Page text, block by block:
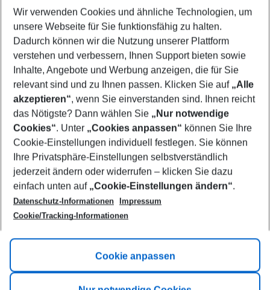
Select your date range
08/08/26–06/08/27 5-8 nights
Who will travel
2 adults No children
Show more filter
Footer
Footer navigation
Title A
Link A
Wir verwenden Cookies und ähnliche Technologien, um
unsere Webseite für Sie funktionsfähig zu halten.
Dadurch können wir die Nutzung unserer Plattform
verstehen und verbessern, Ihnen Support bieten sowie
Inhalte, Angebote und Werbung anzeigen, die für Sie
relevant sind und zu Ihnen passen. Klicken Sie auf „Alle
akzeptieren“, wenn Sie einverstanden sind. Ihnen reicht
das Nötigste? Dann wählen Sie „Nur notwendige
Cookies“. Unter „Cookies anpassen“ können Sie Ihre
Cookie-Einstellungen individuell festlegen. Sie können
Ihre Privatsphäre-Einstellungen selbstverständlich
jederzeit ändern oder widerrufen – klicken Sie dazu
einfach unten auf „Cookie-Einstellungen ändern“.
Datenschutz-Informationen
Impressum
Cookie/Tracking-Informationen
Cookie anpassen